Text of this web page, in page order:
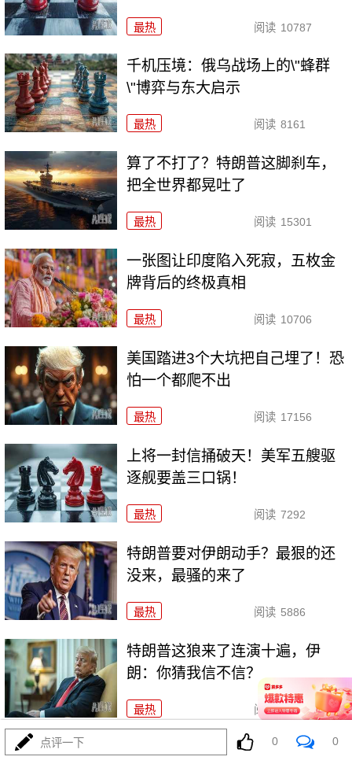
最热 阅读 10787
千机压境：俄乌战场上的\"蜂群
\"博弈与东大启示
最热 阅读 8161
算了不打了？特朗普这脚刹车，
把全世界都晃吐了
最热 阅读 15301
一张图让印度陷入死寂，五枚金
牌背后的终极真相
最热 阅读 10706
美国踏进3个大坑把自己埋了！恐
怕一个都爬不出
最热 阅读 17156
上将一封信捅破天！美军五艘驱
逐舰要盖三口锅！
最热 阅读 7292
特朗普要对伊朗动手？最狠的还
没来，最骚的来了
最热 阅读 5886
特朗普这狼来了连演十遍，伊
朗：你猜我信不信？
最热 阅读 5106
政治自杀！菲律宾防长，你这是
点评一下 0 0